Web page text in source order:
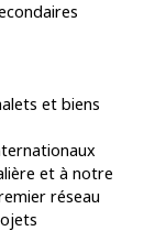
et biens
et à notre
réseau